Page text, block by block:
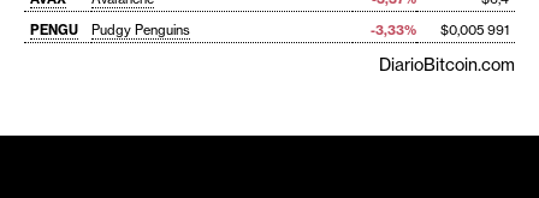
PENGU
Pudgy Penguins -3,33% $0,005 991
DiarioBitcoin.com